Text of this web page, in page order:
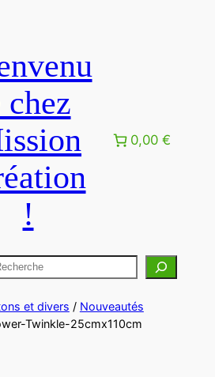
chez
!
0,00 €
et divers / Nouveautés
Twinkle-25cmx110cm